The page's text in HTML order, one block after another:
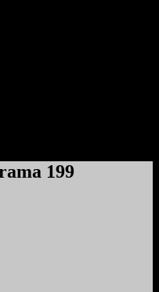
199